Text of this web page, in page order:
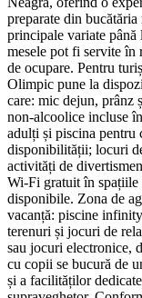
preparate din
principale variate până
mesele pot fi servite în
de ocupare. Pentru
Olimpic pune la
care: mic dejun, prânz
non-alcoolice incluse
adulți și piscina pentru
disponibilității; locuri
activități de
Wi-Fi gratuit în
disponibile. Zona de
vacanță: piscine
terenuri și jocuri de
sau jocuri electronice,
cu copii se bucură de
și a facilităților